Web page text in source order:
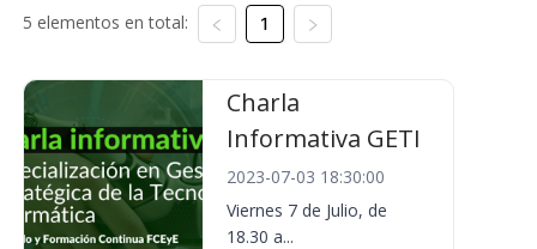
5 elementos en total: 1
Charla
Informativa GETI
2023-07-03 18:30:00
Viernes 7 de Julio, de
18.30 a...